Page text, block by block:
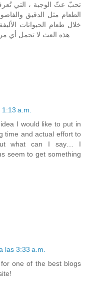
تحبّ عثّ الوجبة ، التي
الطعام مثل الدقيق
خلال طعام الحيوانات
هذه العث لا تحمل أي
a.m.
I would like to put in
time and actual effort to
what can I say… I
seem to get something
las 3:33 a.m.
one of the best blogs